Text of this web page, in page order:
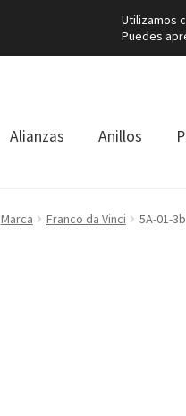
Alianzas Anillos
Marca Franco da Vinci 5A-01-3b
Utilizamos
Puedes